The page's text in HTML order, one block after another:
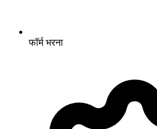
फॉर्म भरना